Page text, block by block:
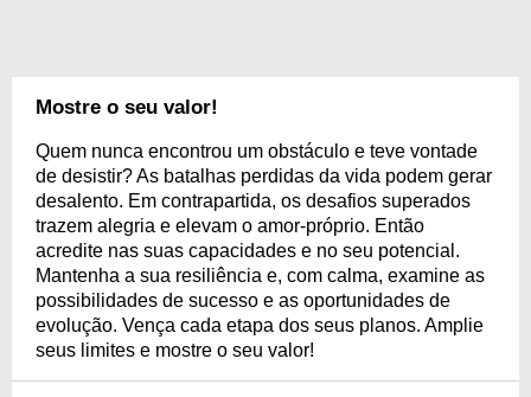
Mostre o seu valor!
Quem nunca encontrou um obstáculo e teve vontade
de desistir? As batalhas perdidas da vida podem gerar
desalento. Em contrapartida, os desafios superados
trazem alegria e elevam o amor-próprio. Então
acredite nas suas capacidades e no seu potencial.
Mantenha a sua resiliência e, com calma, examine as
possibilidades de sucesso e as oportunidades de
evolução. Vença cada etapa dos seus planos. Amplie
seus limites e mostre o seu valor!